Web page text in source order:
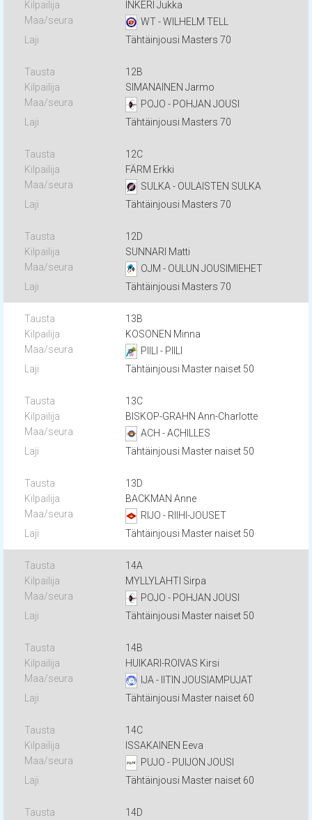
INKERI Jukka
WT - WILHELM TELL
Tähtäinjousi Masters 70
12B
SIMANAINEN Jarmo
POJO - POHJAN JOUSI
Tähtäinjousi Masters 70
12C
FÄRM Erkki
SULKA - OULAISTEN SULKA
Tähtäinjousi Masters 70
12D
SUNNARI Matti
OJM - OULUN JOUSIMIEHET
Tähtäinjousi Masters 70
13B
KOSONEN Minna
PIILI - PIILI
Tähtäinjousi Master naiset 50
13C
BISKOP-GRAHN Ann-Charlotte
ACH - ACHILLES
Tähtäinjousi Master naiset 50
13D
BACKMAN Anne
RIJO - RIIHI-JOUSET
Tähtäinjousi Master naiset 50
14A
MYLLYLAHTI Sirpa
POJO - POHJAN JOUSI
Tähtäinjousi Master naiset 50
14B
HUIKARI-ROIVAS Kirsi
IJA - IITIN JOUSIAMPUJAT
Tähtäinjousi Master naiset 60
14C
ISSAKAINEN Eeva
PUJO - PUIJON JOUSI
Tähtäinjousi Master naiset 60
14D